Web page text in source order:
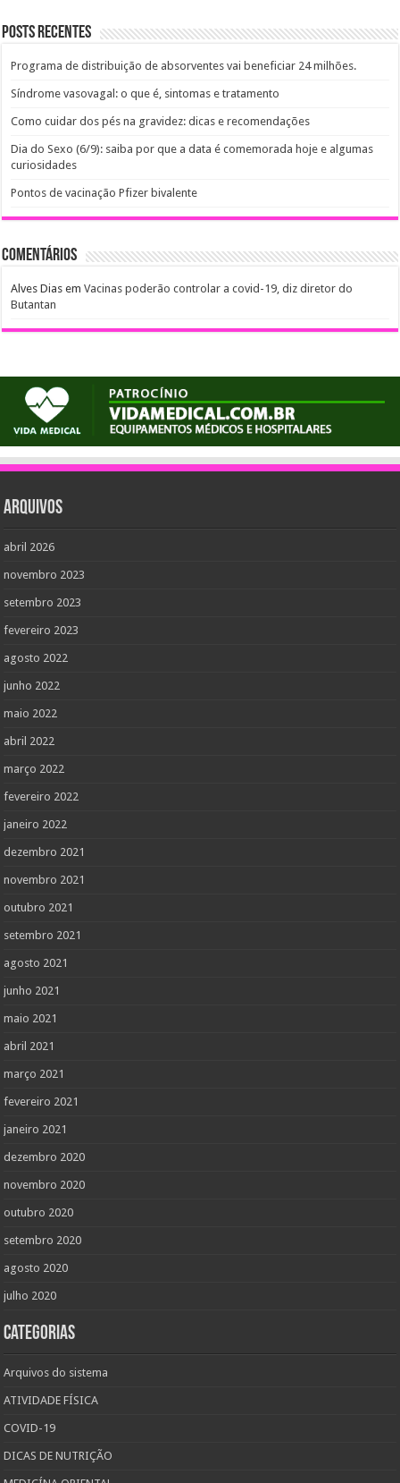
Posts recentes
Programa de distribuição de absorventes vai beneficiar 24 milhões.
Síndrome vasovagal: o que é, sintomas e tratamento
Como cuidar dos pés na gravidez: dicas e recomendações
Dia do Sexo (6/9): saiba por que a data é comemorada hoje e algumas
curiosidades
Pontos de vacinação Pfizer bivalente
Comentários
Alves Dias emVacinas poderão controlar a covid-19, diz diretor do
Butantan
Arquivos
abril 2026
novembro 2023
setembro 2023
fevereiro 2023
agosto 2022
junho 2022
maio 2022
abril 2022
março 2022
fevereiro 2022
janeiro 2022
dezembro 2021
novembro 2021
outubro 2021
setembro 2021
agosto 2021
junho 2021
maio 2021
abril 2021
março 2021
fevereiro 2021
janeiro 2021
dezembro 2020
novembro 2020
outubro 2020
setembro 2020
agosto 2020
julho 2020
Categorias
Arquivos do sistema
ATIVIDADE FÍSICA
COVID-19
DICAS DE NUTRIÇÃO